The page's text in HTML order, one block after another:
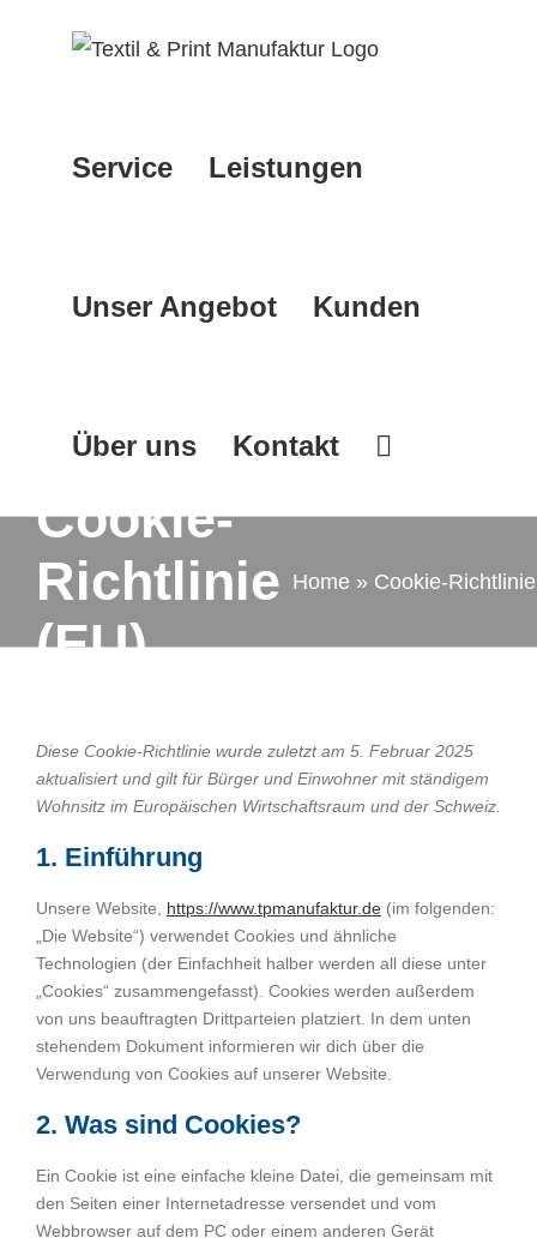
Service Leistungen
Unser Angebot Kunden
Über uns Kontakt
Cookie-
Richtlinie
(EU)
Home » Cookie-
Diese Cookie-Richtlinie wurde zuletzt am 5. Februar 2025
aktualisiert und gilt für Bürger und Einwohner mit ständigem
Wohnsitz im Europäischen Wirtschaftsraum und der Schweiz.
1. Einführung
Unsere Website, https://www.tpmanufaktur.de(im folgenden:
„Die Website“) verwendet Cookies und ähnliche
Technologien (der Einfachheit halber werden all diese unter
„Cookies“ zusammengefasst). Cookies werden außerdem
von uns beauftragten Drittparteien platziert. In dem unten
stehendem Dokument informieren wir dich über die
Verwendung von Cookies auf unserer Website.
2. Was sind Cookies?
Ein Cookie ist eine einfache kleine Datei, die gemeinsam mit
den Seiten einer Internetadresse versendet und vom
Webbrowser auf dem PC oder einem anderen Gerät